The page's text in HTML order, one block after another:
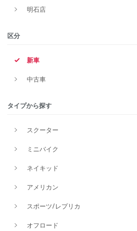
明石店
区分
新車
中古車
タイプから探す
スクーター
ミニバイク
ネイキッド
アメリカン
スポーツ/レプリカ
オフロード
タイプ
価格